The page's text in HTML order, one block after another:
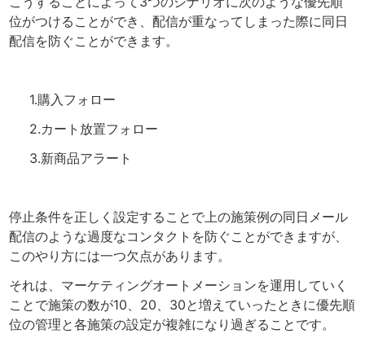
位がつけることができ、配信が重なってしまった際に同日
配信を防ぐことができます。
1.購入フォロー
2.カート放置フォロー
3.新商品アラート
停止条件を正しく設定することで上の施策例の同日メール
配信のような過度なコンタクトを防ぐことができますが、
このやり方には一つ欠点があります。
それは、マーケティングオートメーションを運用していく
ことで施策の数が10、20、30と増えていったときに優先順
位の管理と各施策の設定が複雑になり過ぎることです。